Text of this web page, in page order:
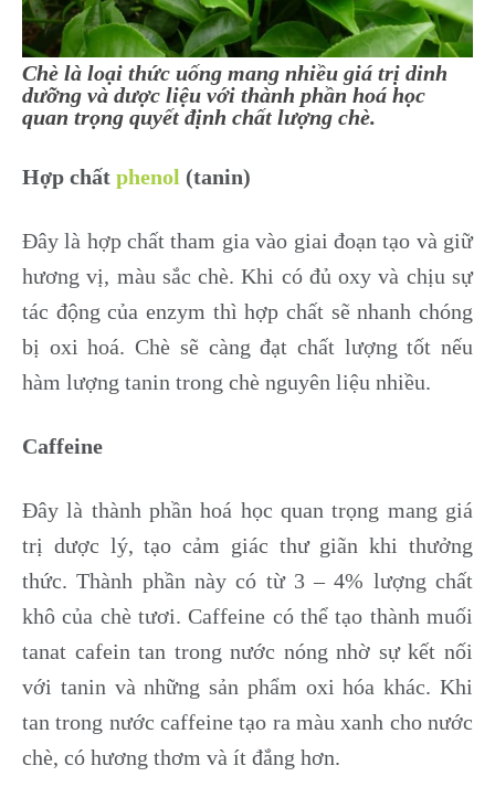
Tác dụng tốt cho não
Tác dụng giúp xương chắc khỏe
Tác dụng tốt cho gan, thải độc gan
Công dụng làm đẹp da
Công dụng chữa bệnh lỵ
Công dụng ngăn ngừa cảm cúm
Chè là loại thức uống mang nhiều giá trị dinh
dưỡng và dược liệu với thành phần hoá học
quan trọng quyết định chất lượng chè.
Hợp chất phenol (tanin)
Đây là hợp chất tham gia vào giai đoạn tạo và giữ
hương vị, màu sắc chè. Khi có đủ oxy và chịu sự
tác động của enzym thì hợp chất sẽ nhanh chóng
bị oxi hoá. Chè sẽ càng đạt chất lượng tốt nếu
hàm lượng tanin trong chè nguyên liệu nhiều.
Caffeine
Đây là thành phần hoá học quan trọng mang giá
trị dược lý, tạo cảm giác thư giãn khi thưởng
thức. Thành phần này có từ 3 – 4% lượng chất
khô của chè tươi. Caffeine có thể tạo thành muối
tanat cafein tan trong nước nóng nhờ sự kết nối
với tanin và những sản phẩm oxi hóa khác. Khi
tan trong nước caffeine tạo ra màu xanh cho nước
chè, có hương thơm và ít đắng hơn.